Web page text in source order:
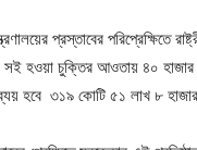
প্রস্তাবের পরিপ্রেক্ষিতে
হওয়া চুক্তির আওতায় ৪০
হবে ৩১৯ কোটি ৫১ লাখ ৮ হাজার